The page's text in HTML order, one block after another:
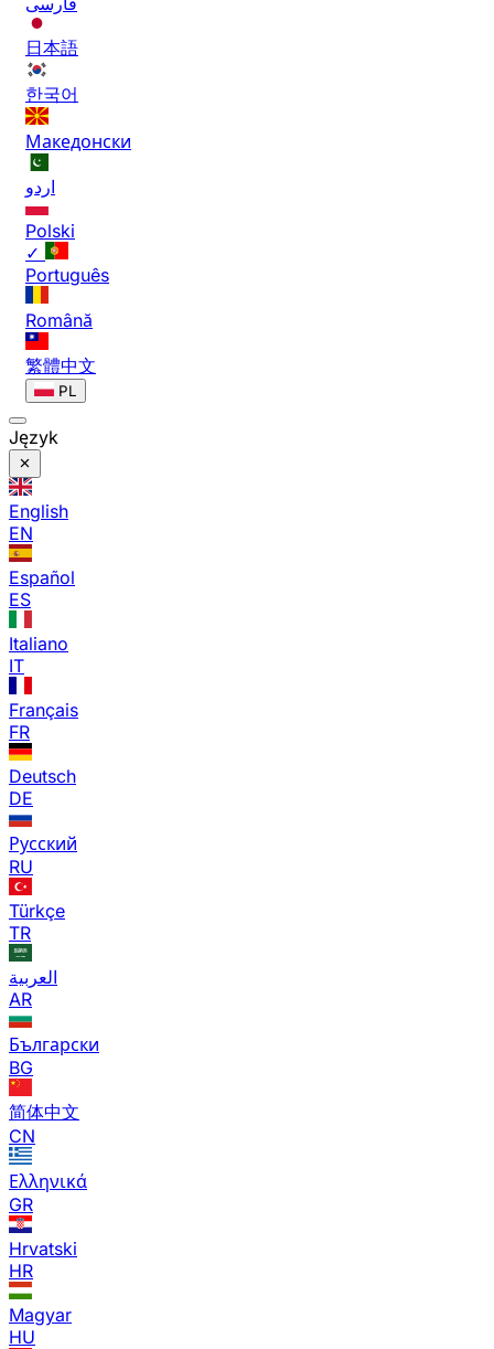
日本語
한국어
Македонски
اردو
Polski
✓
Português
Română
繁體中文
PL
Język
English
EN
Español
ES
Italiano
IT
Français
FR
Deutsch
DE
Русский
RU
Türkçe
TR
العربية
AR
Български
BG
简体中文
CN
Ελληνικά
GR
Hrvatski
HR
Magyar
HU